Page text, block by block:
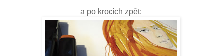
a po krocích zpět: